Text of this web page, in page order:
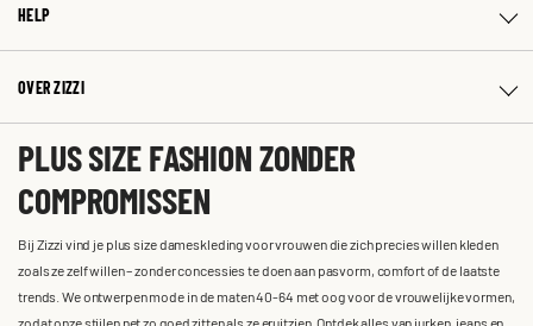
HELP
OVER ZIZZI
PLUS SIZE FASHION ZONDER
COMPROMISSEN
Bij Zizzi vind je plus size dameskleding voor vrouwen die zich precies willen kleden
zoals ze zelf willen – zonder concessies te doen aan pasvorm, comfort of de laatste
trends. We ontwerpen mode in de maten 40-64 met oog voor de vrouwelijke vormen,